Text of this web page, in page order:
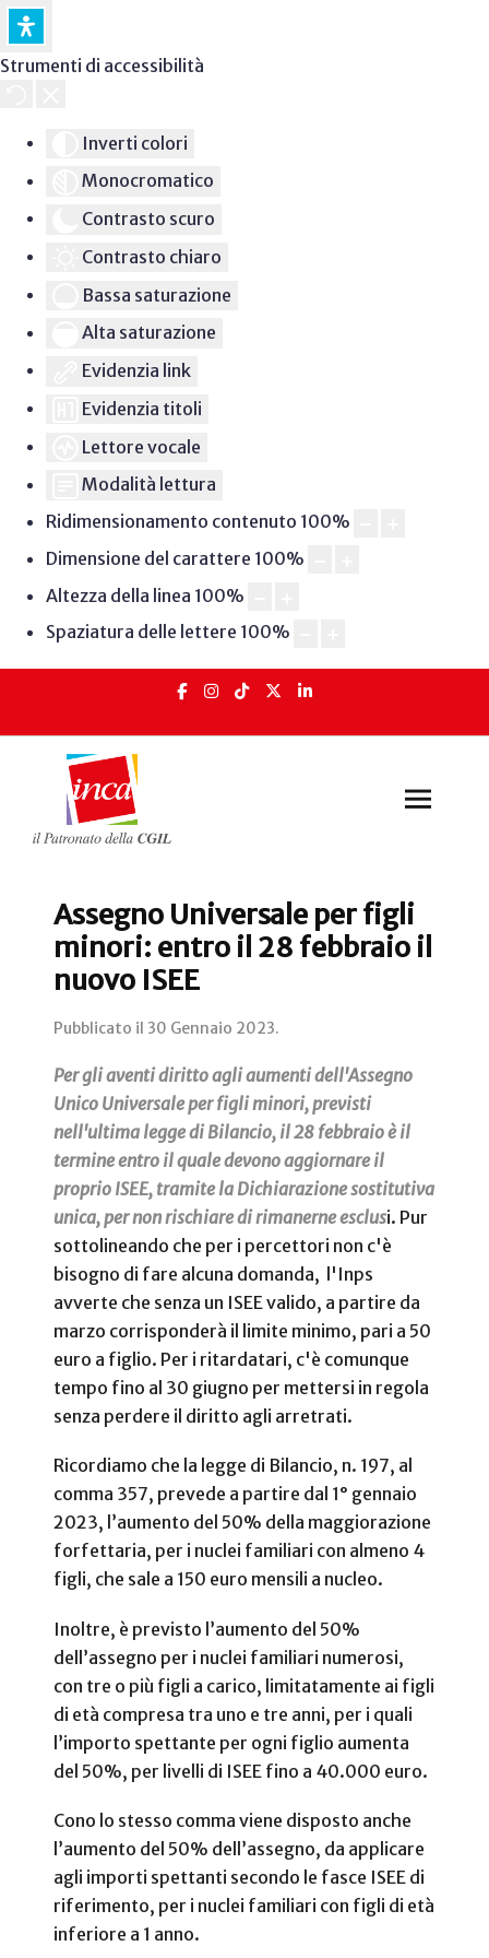
Strumenti di accessibilità
Inverti colori
Monocromatico
Contrasto scuro
Contrasto chiaro
Bassa saturazione
Alta saturazione
Evidenzia link
Evidenzia titoli
Lettore vocale
Modalità lettura
Ridimensionamento contenuto 100%
Dimensione del carattere 100%
Altezza della linea 100%
Spaziatura delle lettere 100%
Assegno Universale per figli
minori: entro il 28 febbraio il
nuovo ISEE
Pubblicato il 30 Gennaio 2023.
Per gli aventi diritto agli aumenti dell'Assegno
Unico Universale per figli minori, previsti
nell'ultima legge di Bilancio, il 28 febbraio è il
termine entro il quale devono aggiornare il
proprio ISEE, tramite la Dichiarazione sostitutiva
unica, per non rischiare di rimanerne esclusi. Pur
sottolineando che per i percettori non c'è
bisogno di fare alcuna domanda, l'Inps
avverte che senza un ISEE valido, a partire da
marzo corrisponderà il limite minimo, pari a 50
euro a figlio. Per i ritardatari, c'è comunque
tempo fino al 30 giugno per mettersi in regola
senza perdere il diritto agli arretrati.
Ricordiamo che la legge di Bilancio, n. 197, al
comma 357, prevede a partire dal 1° gennaio
2023, l’aumento del 50% della maggiorazione
forfettaria, per i nuclei familiari con almeno 4
figli, che sale a 150 euro mensili a nucleo.
Inoltre, è previsto l’aumento del 50%
dell’assegno per i nuclei familiari numerosi,
con tre o più figli a carico, limitatamente ai figli
di età compresa tra uno e tre anni, per i quali
l’importo spettante per ogni figlio aumenta
del 50%, per livelli di ISEE fino a 40.000 euro.
Cono lo stesso comma viene disposto anche
l’aumento del 50% dell’assegno, da applicare
agli importi spettanti secondo le fasce ISEE di
riferimento, per i nuclei familiari con figli di età
inferiore a 1 anno.